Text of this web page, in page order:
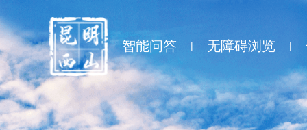
智能问答 | 无障碍浏览 |